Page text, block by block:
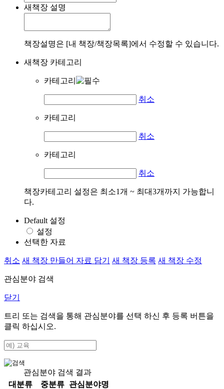
새책장 설명
책장설명은 [내 책장/책장목록]에서 수정할 수 있습니다.
새책장 카테고리
카테고리
취소
카테고리
취소
카테고리
취소
책장카테고리 설정은 최소1개 ~ 최대3개까지 가능합니
다.
Default 설정
설정
선택한 자료
취소 새 책장 만들어 자료 담기 새 책장 등록 새 책장 수정
관심분야 검색
닫기
트리 또는 검색을 통해 관심분야를 선택 하신 후 등록 버튼을
클릭 하십시오.
관심분야 검색 결과
대분류
중분류
관심분야명